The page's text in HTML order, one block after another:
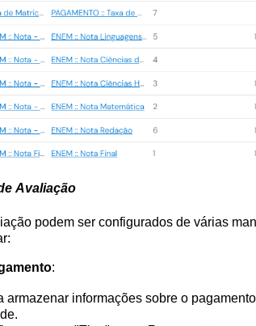
Avaliação
podem ser configurados de várias
:
armazenar informações sobre o